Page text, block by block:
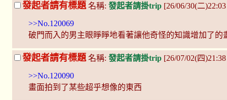
發起者請有標題 名稱: 發起者請掛trip [26/06/30(二
>>No.120069
破門而入的男主眼睜睜地看著讓他奇怪的知識增加了的
發起者請有標題 名稱: 發起者請掛trip [26/07/02(四
>>No.120090
畫面拍到了某些超乎想像的東西